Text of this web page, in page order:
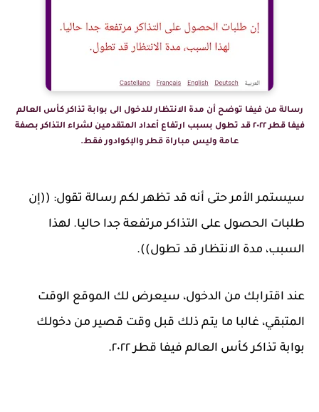
رسالة من فيفا توضح أن مدة الانتظار للدخول الى بوابة تذاكر كأس العالم
فيفا قطر ٢٠٢٢ قد تطول بسبب ارتفاع أعداد المتقدمين لشراء التذاكر بصفة
عامة وليس مباراة قطر والإكوادور فقط.
سيستمر الأمر حتى أنه قد تظهر لكم رسالة تقول: ((إن
طلبات الحصول على التذاكر مرتفعة جدا حاليا. لهذا
السبب، مدة الانتظار قد تطول)).
عند اقترابك من الدخول، سيعرض لك الموقع الوقت
المتبقي، غالبا ما يتم ذلك قبل وقت قصير من دخولك
بوابة تذاكر كأس العالم فيفا قطر ٢٠٢٢.